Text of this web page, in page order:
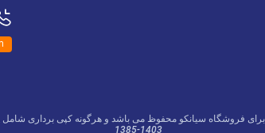
فروشگاه سیانکو محفوظ می باشد و هرگونه کپی برداری شامل
1385-1403